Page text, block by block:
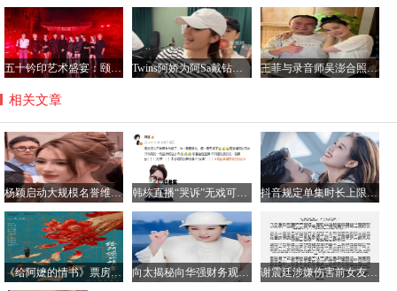
五十钤印艺术盛宴：颐和园星光璀璨，群星共铸艺术新篇章 王菲与录音师吴澎合照曝光，56岁状态惊艳引热议
相关文章
杨颖启动大规模名誉维权 首批黑粉名单公布面临法律追责 抖音规定单集时长上限3分钟、建议1分半，真人短剧要继续“提速”？
《给阿嬷的情书》票房狂飙破15亿 2026年度票房榜亚军之位稳坐 向太揭秘向华强财务观：名下无房热衷投资，自己全球购房保值 谢震廷涉嫌伤害前女友后自首 深夜发文致歉并承诺配合司法